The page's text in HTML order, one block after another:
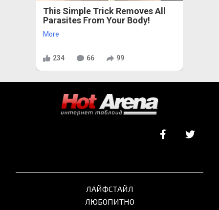
This Simple Trick Removes All
Parasites From Your Body!
More
234 66 99
ЛАЙФСТАЙЛ
ЛЮБОПИТНО